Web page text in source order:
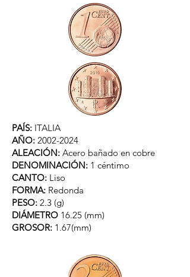
PAÍS: ITALIA
AÑO: 2002-2024
ALEACIÓN: Acero bañado en cobre
DENOMINACIÓN: 1 céntimo
CANTO: Liso
FORMA: Redonda
PESO: 2.3 (g)
DIÁMETRO 16.25 (mm)
GROSOR: 1.67(mm)